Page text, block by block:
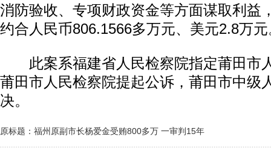
消防验收、专项财政资金等方面谋取利益
约合人民币806.1566多万元、美元2.8万元
此案系福建省人民检察院指定莆田市
莆田市人民检察院提起公诉，莆田市中级
决。
原标题：福州原副市长杨爱金受贿800多万 一审判15年